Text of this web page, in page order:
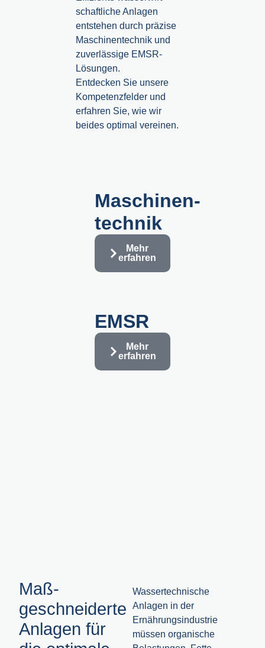
schaft­liche Anlagen
entstehen durch präzise
Maschinen­technik und
zuverlässige EMSR-
Lösungen.
Entdecken Sie unsere
Kompetenzfelder und
erfahren Sie, wie wir
beides optimal vereinen.
Maschinen­
technik
Mehr
erfahren
EMSR
Mehr
erfahren
Maß­
geschneiderte
Anlagen für
Wassertechnische
Anlagen in der
Ernährungsindustrie
müssen organische